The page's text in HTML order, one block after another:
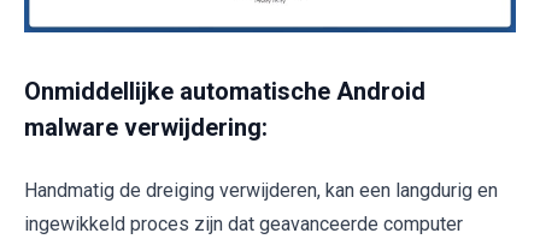
Onmiddellijke automatische Android
malware verwijdering:
Handmatig de dreiging verwijderen, kan een langdurig en
ingewikkeld proces zijn dat geavanceerde computer